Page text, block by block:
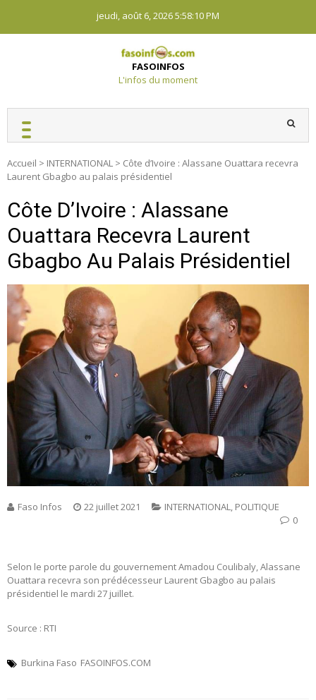
content
jeudi, août 6, 20265:58:10 PM
FASOINFOS
L'infos du moment
Accueil > INTERNATIONAL > Côte d’Ivoire : Alassane Ouattara recevra
Laurent Gbagbo au palais présidentiel
Côte D’Ivoire : Alassane
Ouattara Recevra Laurent
Gbagbo Au Palais Présidentiel
Faso Infos 22 juillet 2021 INTERNATIONAL
POLITIQUE
0
Selon le porte parole du gouvernement Amadou Coulibaly, Alassane
Ouattara recevra son prédécesseur Laurent Gbagbo au palais
présidentiel le mardi 27 juillet.
Source : RTI
Burkina Faso FASOINFOS.COM